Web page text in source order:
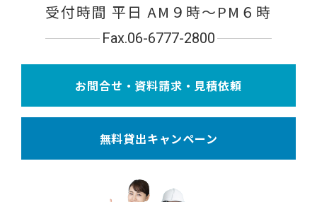
受付時間 平日 AM９時〜PM６時
Fax.06-6777-2800
お問合せ・資料請求・見積依頼
無料貸出キャンペーン